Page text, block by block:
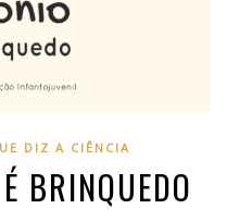
DIZ A CIÊNCIA
BRINQUEDO